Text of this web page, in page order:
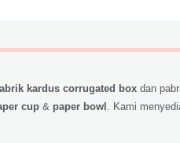
kardus corrugated box dan
cup & paper bowl . Kami